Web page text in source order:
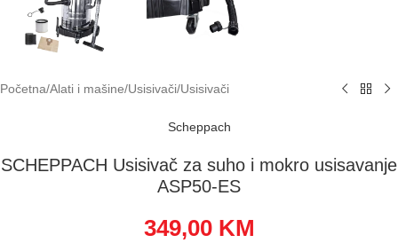
Početna/Alati i mašine/Usisivači/Usisivači
Scheppach
SCHEPPACH Usisivač za suho i mokro usisavanje
ASP50-ES
349,00 KM